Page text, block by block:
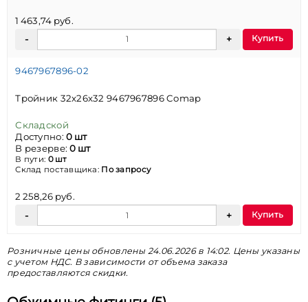
1 463,74 руб.
Купить
9467967896-02
Тройник 32х26х32 9467967896 Comap
Складской
Доступно:0 шт
В резерве:0 шт
В пути: 0 шт
Склад поставщика: По запросу
2 258,26 руб.
Купить
Розничные цены обновлены 24.06.2026 в 14:02. Цены указаны
с учетом НДС. В зависимости от объема заказа
предоставляются скидки.